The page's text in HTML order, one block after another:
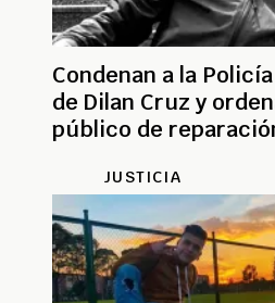
Condenan a la
de Dilan Cruz y
público de
JUSTICIA